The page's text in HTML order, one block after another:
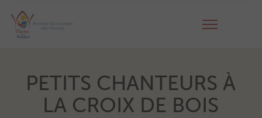
PETITS CHANTEURS À
LA CROIX DE BOIS